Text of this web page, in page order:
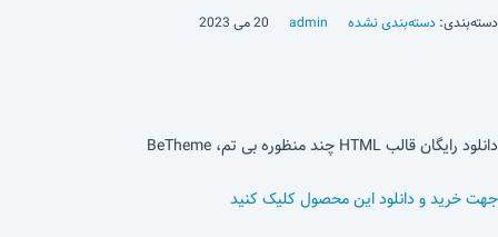
دسته‌بندی: دسته‌بندی نشده admin 20 می 2023
دانلود رایگان قالب HTML چند منظوره بی تم، BeTheme
جهت خرید و دانلود این محصول کلیک کنید